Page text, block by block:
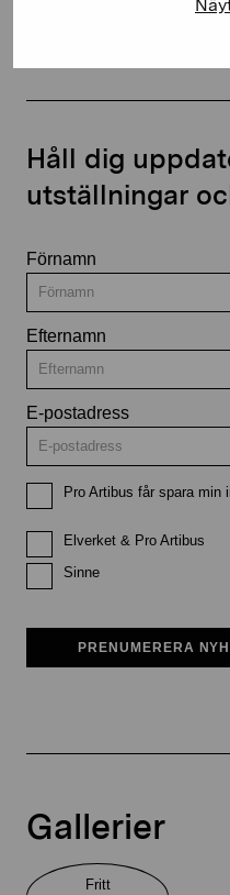
Håll dig
utställningar
Förnamn
Efternamn
E-postadress
Pro Artibus får spara min
Elverket & Pro Artibus
Sinne
PRENUMERERA
Gallerier
Fritt